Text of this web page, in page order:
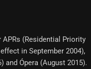
(Residential Priority
in September 2004),
and Ópera (August 2015).